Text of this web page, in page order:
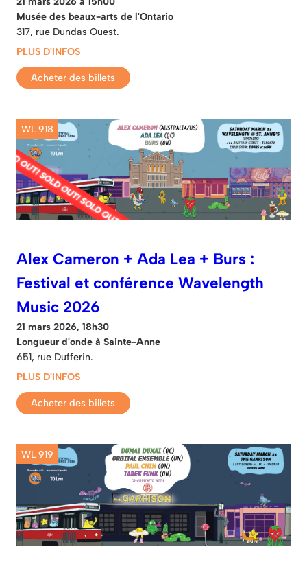
Musée des beaux-arts de l'Ontario
317, rue Dundas Ouest.
PLUS D'INFOS
Acheter des billets
WL 918
Alex Cameron + Ada Lea + Burs :
Festival et conférence Wavelength
Music 2026
21 mars 2026, 18h30
Longueur d'onde à Sainte-Anne
651, rue Dufferin.
PLUS D'INFOS
Acheter des billets
WL 919